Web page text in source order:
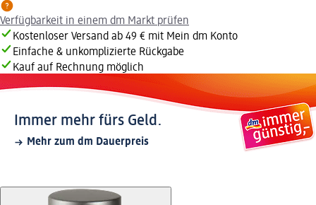
Verfügbarkeit in einem dm Markt prüfen
Kostenloser Versand ab 49 € mit Mein dm Konto
Einfache & unkomplizierte Rückgabe
Kauf auf Rechnung möglich
Immer mehr fürs Geld.
Mehr zum dm Dauerpreis